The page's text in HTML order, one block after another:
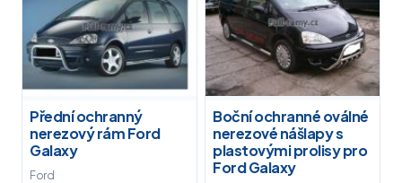
Přední ochranný
nerezový rám Ford
Galaxy
Ford
Boční ochranné oválné
nerezové nášlapy s
plastovými prolisy pro
Ford Galaxy